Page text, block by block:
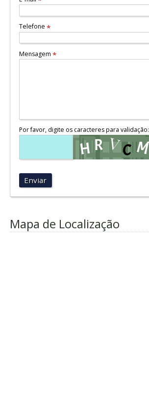
Telefone *
Mensagem *
Por favor, digite os caracteres para validação:
Enviar
Mapa de Localização